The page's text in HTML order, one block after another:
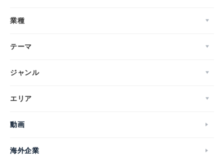
業種
テーマ
ジャンル
エリア
動画
海外企業